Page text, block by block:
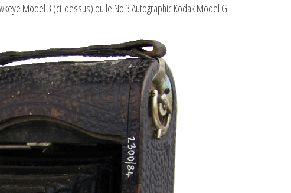
Model 3 (ci-dessus) ou le No 3 Autographic Kodak Model G